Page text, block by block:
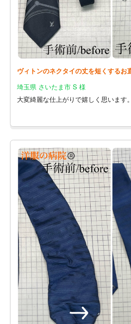
ヴィトンのネクタイの丈を短くするお
埼玉県 さいたま市 S 様
大変綺麗な仕上がりで嬉しく思います